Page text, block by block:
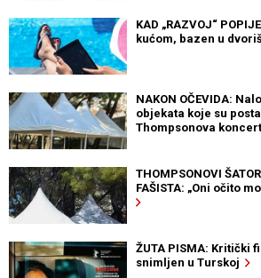
KAD „RAZVOJ“
kućom, bazen u
NAKON OČEVIDA:
objekata koje su
Thompsonova
THOMPSONOVI
FAŠISTA: „Oni očito
ŽUTA PISMA: Kritički
snimljen u Turskoj